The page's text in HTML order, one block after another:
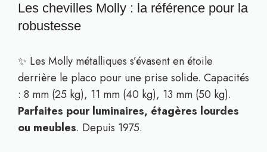
Les chevilles Molly : la référence pour la
robustesse
✨ Les Molly métalliques s’évasent en étoile
derrière le placo pour une prise solide. Capacités
: 8 mm (25 kg), 11 mm (40 kg), 13 mm (50 kg).
Parfaites pour luminaires, étagères lourdes
ou meubles. Depuis 1975.